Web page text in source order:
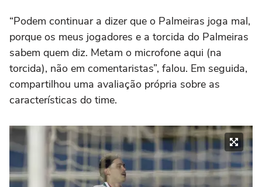
“Podem continuar a dizer que o Palmeiras joga mal,
porque os meus jogadores e a torcida do Palmeiras
sabem quem diz. Metam o microfone aqui (na
torcida), não em comentaristas”, falou. Em seguida,
compartilhou uma avaliação própria sobre as
características do time.